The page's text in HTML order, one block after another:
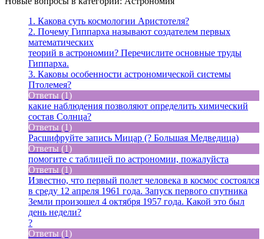
1. Какова суть космологии Аристотеля?
2. Почему Гиппарха называют создателем первых
математических
теорий в астрономии? Перечислите основные труды
Гиппарха.
3. Каковы особенности астрономической системы
Птолемея?
Ответы (1)
какие наблюдения позволяют определить химический
состав Солнца?
Ответы (1)
Расшифруйте запись Мицар (? Большая Медведица)
Ответы (1)
помогите с таблицей по астрономии, пожалуйста
Ответы (1)
Известно, что первый полет человека в космос состоялся
в среду 12 апреля 1961 года. Запуск первого спутника
Земли произошел 4 октября 1957 года. Какой это был
день недели?
?
Ответы (1)